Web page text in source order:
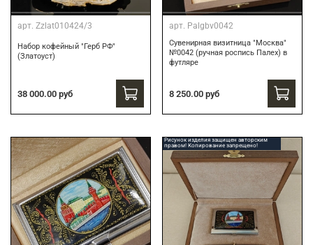
арт. Zzlat010424/3
Набор кофейный "Герб РФ"
(Златоуст)
38 000.00 руб
арт. Palgbv0042
Сувенирная визитница "Москва"
№0042 (ручная роспись Палех) в
футляре
8 250.00 руб
Рисунок изделия защищен авторским
правом! Копирование запрещено!